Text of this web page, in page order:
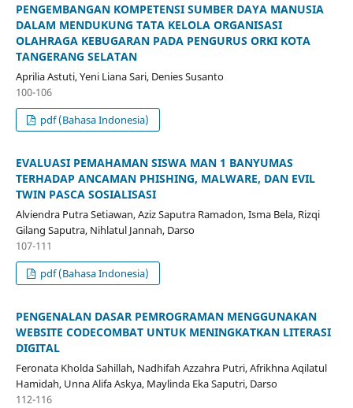
PENGEMBANGAN KOMPETENSI SUMBER DAYA MANUSIA
DALAM MENDUKUNG TATA KELOLA ORGANISASI
OLAHRAGA KEBUGARAN PADA PENGURUS ORKI KOTA
TANGERANG SELATAN
Aprilia Astuti, Yeni Liana Sari, Denies Susanto
100-106
pdf (Bahasa Indonesia)
EVALUASI PEMAHAMAN SISWA MAN 1 BANYUMAS
TERHADAP ANCAMAN PHISHING, MALWARE, DAN EVIL
TWIN PASCA SOSIALISASI
Alviendra Putra Setiawan, Aziz Saputra Ramadon, Isma Bela, Rizqi
Gilang Saputra, Nihlatul Jannah, Darso
107-111
pdf (Bahasa Indonesia)
PENGENALAN DASAR PEMROGRAMAN MENGGUNAKAN
WEBSITE CODECOMBAT UNTUK MENINGKATKAN LITERASI
DIGITAL
Feronata Kholda Sahillah, Nadhifah Azzahra Putri, Afrikhna Aqilatul
Hamidah, Unna Alifa Askya, Maylinda Eka Saputri, Darso
112-116